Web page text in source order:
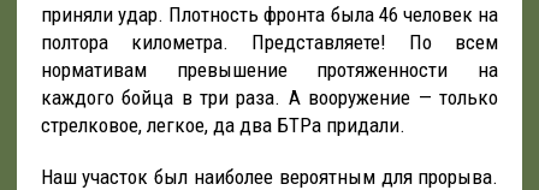
приняли удар. Плотность фронта была 46 человек на
полтора километра. Представляете! По всем
нормативам превышение протяженности на
каждого бойца в три раза. А вооружение — только
стрелковое, легкое, да два БТРа придали.
Наш участок был наиболее вероятным для прорыва.